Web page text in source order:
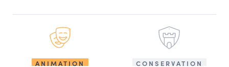
ANIMATION CONSERVATION